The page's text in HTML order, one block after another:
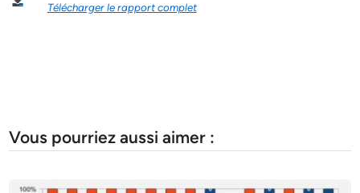
Télécharger le rapport complet
Vous pourriez aussi aimer :